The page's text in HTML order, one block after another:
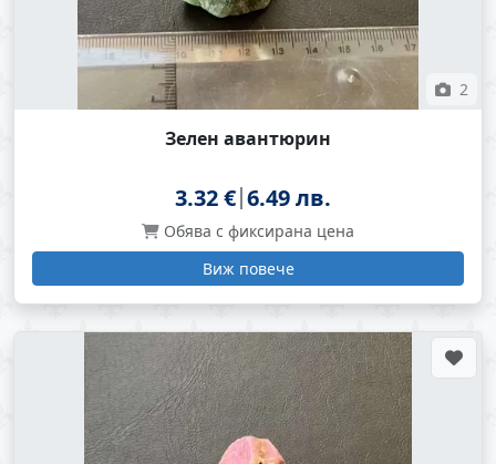
2
Зелен авантюрин
3.32 € 6.49 лв.
Обява с фиксирана цена
Виж повече